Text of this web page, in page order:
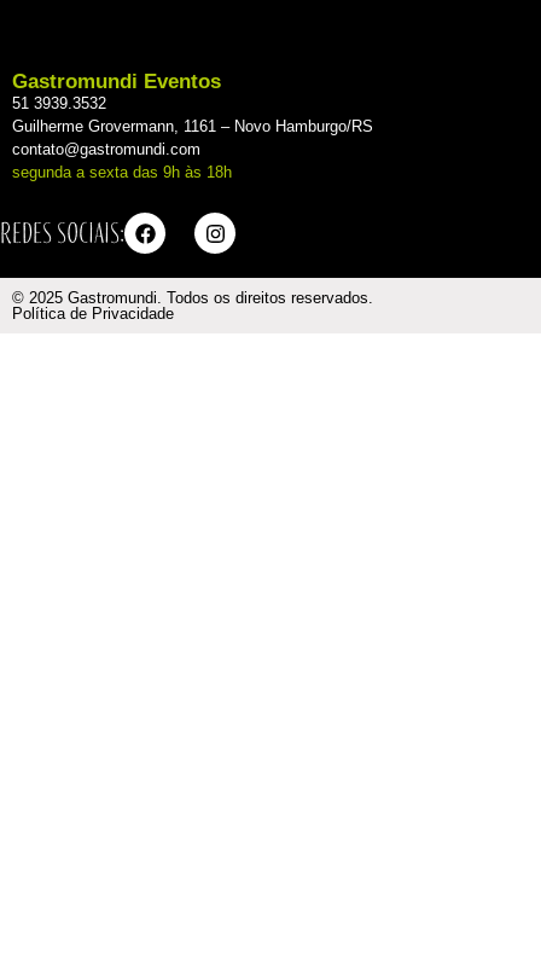
Gastromundi Eventos
51 3939.3532
Guilherme Grovermann, 1161 – Novo Hamburgo/RS
contato@gastromundi.com
segunda a sexta das 9h às 18h
Redes sociais:
© 2025 Gastromundi. Todos os direitos reservados.
Política de Privacidade